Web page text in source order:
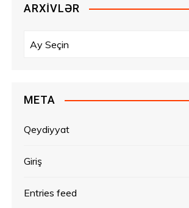
ARXIVLƏR
v
ə
META
Qeydiyyat
Giriş
Entries feed